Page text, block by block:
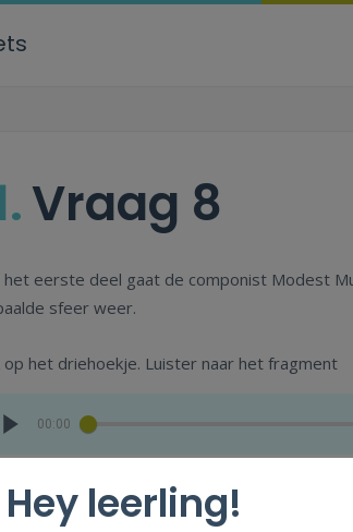
Vraag 8
het eerste deel gaat de componist Modest
sfeer weer.
op het driehoekje. Luister naar het fragment
00:00
Hey leerling!